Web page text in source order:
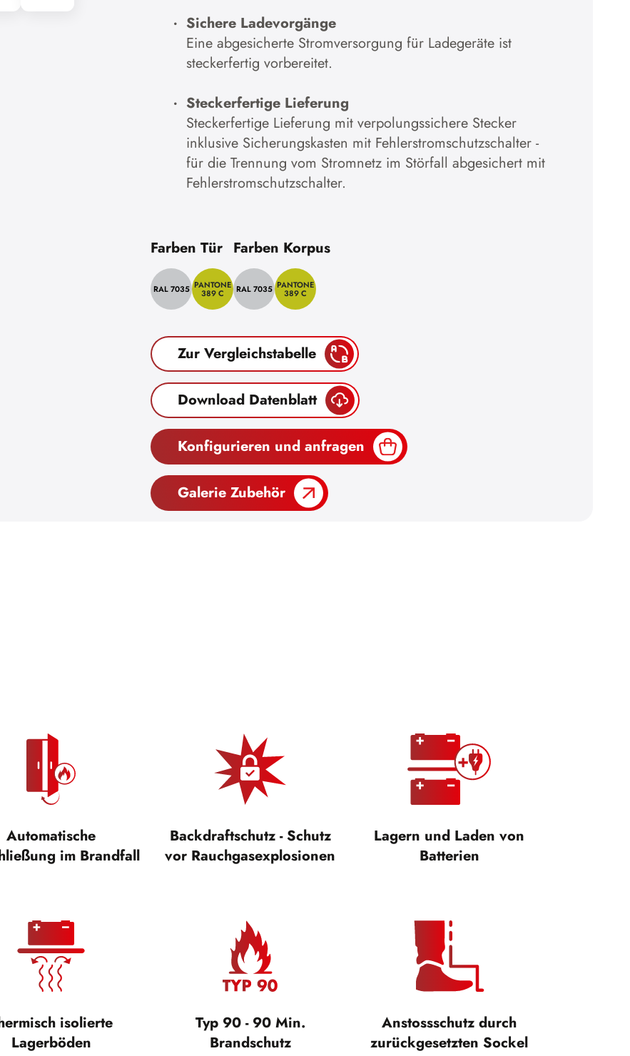
Sichere Ladevorgänge
Eine abgesicherte Stromversorgung für Ladegeräte ist
steckerfertig vorbereitet.
Steckerfertige Lieferung
Steckerfertige Lieferung mit verpolungssichere Stecker
inklusive Sicherungskasten mit Fehlerstromschutzschalter -
für die Trennung vom Stromnetz im Störfall abgesichert mit
Fehlerstromschutzschalter.
Farben Tür
RAL 7035 PANTONE
389 C
Farben Korpus
RAL 7035 PANTONE
389 C
Zur Vergleichstabelle
Download Datenblatt
Konfigurieren und anfragen
Galerie Zubehör
Automatische
im Brandfall
Backdraftschutz - Schutz
vor Rauchgasexplosionen
Lagern und Laden von
Batterien
isolierte
Lagerböden
Typ 90 - 90 Min.
Brandschutz
Anstossschutz durch
zurückgesetzten Sockel